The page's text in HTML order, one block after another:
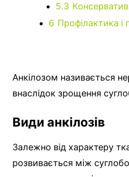
5.3
6 Профілактика і
Анкілозом називається
внаслідок зрощення
Види анкілозів
Залежно від характеру
розвивається між